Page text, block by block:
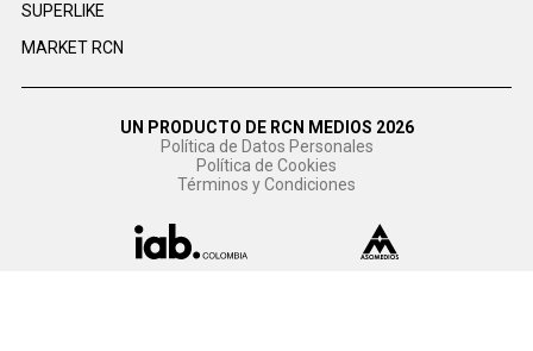
SUPERLIKE
MARKET RCN
UN PRODUCTO DE RCN MEDIOS 2026
Política de Datos Personales
Política de Cookies
Términos y Condiciones